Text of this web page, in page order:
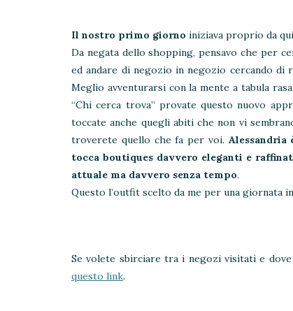
Il nostro primo giorno iniziava proprio da
Da negata dello shopping, pensavo che per
ed andare di negozio in negozio cercando
Meglio avventurarsi con la mente a tabula
“Chi cerca trova” provate questo nuovo
toccate anche quegli abiti che non vi
troverete quello che fa per voi.
tocca boutiques davvero eleganti e
attuale ma davvero senza tempo.
Questo l’outfit scelto da me per una giornata
Se volete sbirciare tra i negozi visitati e
questo link.